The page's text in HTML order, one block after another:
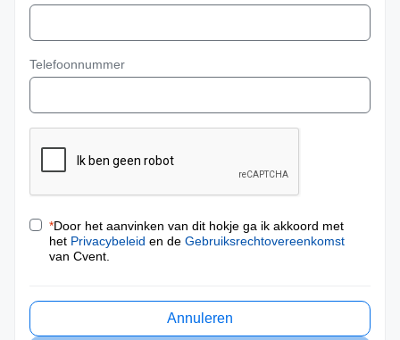
Telefoonnummer
*Door het aanvinken van dit hokje ga ik akkoord met
het Privacybeleid en de Gebruiksrechtovereenkomst
van Cvent.
Annuleren